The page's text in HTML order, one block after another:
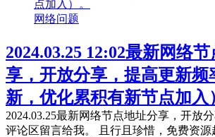
网络问题
2024.03.25 12:02最新网络
享，开放分享，提高更新频
新，优化累积有新节点加入
2024.03.25最新网络节点地址分享，开放
评论区留言给我。 且行且珍惜，免费资